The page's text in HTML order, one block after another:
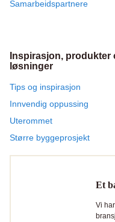
Samarbeidspartnere
Inspirasjon, produkter
løsninger
Tips og inspirasjon
Innvendig oppussing
Uterommet
Større byggeprosjekt
Et
Vi